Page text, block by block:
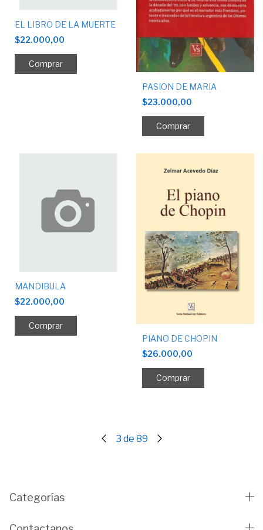
EL LIBRO DE LA MUERTE
$22.000,00
PASION DE MARIA
$23.000,00
MANDIBULA
$22.000,00
PIANO DE CHOPIN
$26.000,00
3 de 89
Categorías